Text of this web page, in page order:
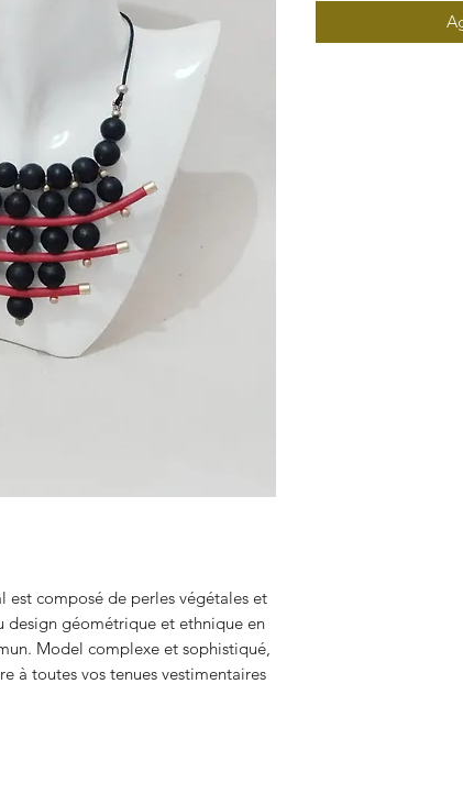
est composé de perles végétales et
design géométrique et ethnique en
Model complexe et sophistiqué,
à toutes vos tenues vestimentaires